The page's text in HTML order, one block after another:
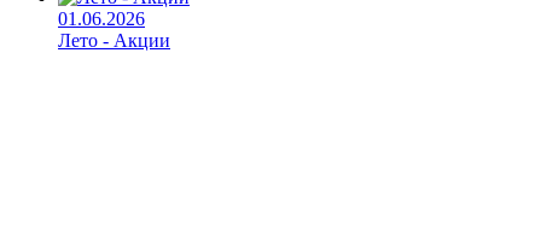
01.06.2026
Лето - Акции